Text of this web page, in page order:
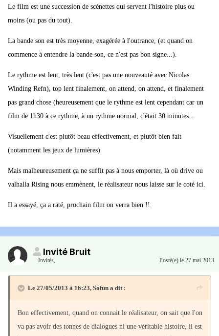
Le film est une succession de scénettes qui servent l'histoire plus ou
moins (ou pas du tout).
La bande son est très moyenne, exagérée à l'outrance, (et quand on
commence à entendre la bande son, ce n'est pas bon signe...).
Le rythme est lent, très lent (c'est pas une nouveauté avec Nicolas
Winding Refn), top lent finalement, on attend, on attend, et finalement
pas grand chose (heureusement que le rythme est lent cependant car un
film de 1h30 à ce rythme, à un rythme normal, c'était 30 minutes...
Visuellement c'est plutôt beau effectivement, et plutôt bien fait
(notamment les jeux de lumières)
Mais malheureusement ça ne suffit pas à nous emporter, là où drive ou
valhalla Rising nous emmènent, le réalisateur nous laisse sur le coté ici.
Il a essayé, ça a raté, prochain film on verra bien !!
Invité Bruit
Invités, Posté(e) le 27 mai 2013
Le 27/05/2013 à 16:23, Sofun a dit :
Bon effectivement, quand on connait le réalisateur, on sait que l'on
va pas avoir des tonnes de dialogues ni une véritable histoire, il est